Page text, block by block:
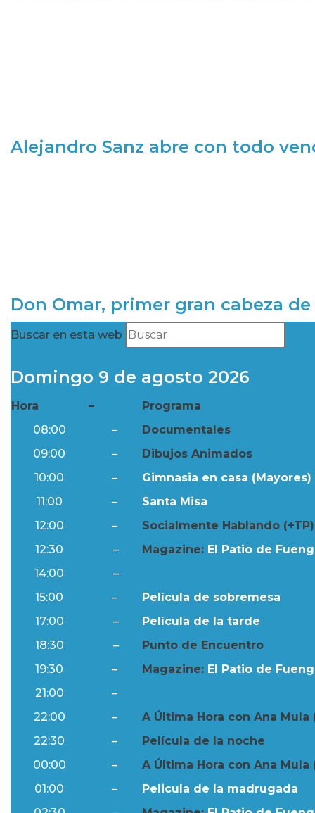
Alejandro Sanz abre con todo
Don Omar, primer gran cabeza
Buscar en esta web
Domingo 9 de agosto 2026
Hora –
Programa
08:00
–
Documentales
09:00
–
Dibujos Animados
10:00
–
Gimnasia en casa (Mayores)
11:00
–
Santa Misa
12:00
–
Socialmente Hablando (+TP)
12:30
– Magazine: El Patio de
14:00
–
15:00
–
Película de sobremesa
17:00
–
Película de la tarde
18:30
–
Punto de Encuentro
19:30
– Magazine: El Patio de
21:00
–
22:00
–
A Última Hora con Ana Mula
22:30
–
Película de la noche
00:00
–
A Última Hora con Ana Mula
01:00
–
Pelicula de la madrugada